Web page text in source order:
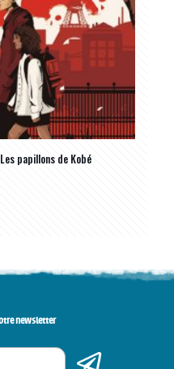
papillons de Kobé
newsletter